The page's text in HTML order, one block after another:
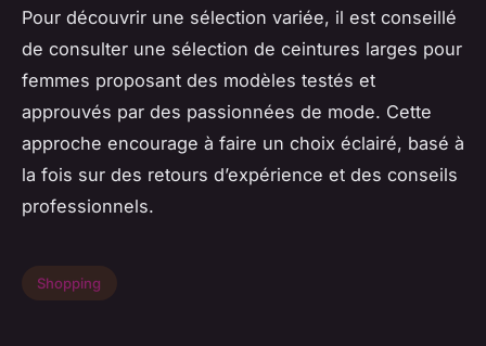
Pour découvrir une sélection variée, il est conseillé
de consulter une sélection de ceintures larges pour
femmes proposant des modèles testés et
approuvés par des passionnées de mode. Cette
approche encourage à faire un choix éclairé, basé à
la fois sur des retours d’expérience et des conseils
professionnels.
Shopping